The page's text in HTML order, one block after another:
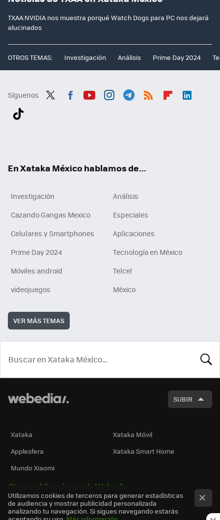
TXAA:NVIDIA nos muestra porqué Watch Dogs para PC nos dejará
alucinados
OTROS TEMAS: Investigación Análisis Prime Day 2024
Síguenos
En Xataka México hablamos de...
Investigación
Análisis
Cazando Gangas Mexico
Especiales
Celulares y Smartphones
Aplicaciones
Prime Day 2024
Tecnología en México
Móviles android
Telcel
videojuegos
México
VER MÁS TEMAS
SUBIR
Xataka
Xataka Móvil
Applesfera
Xataka Smart Home
Mundo Xiaomi
Otras publicaciones de Webedia
Utilizamos cookies de terceros para generar estadísticas
de audiencia y mostrar publicidad personalizada
analizando tu navegación. Si sigues navegando estarás